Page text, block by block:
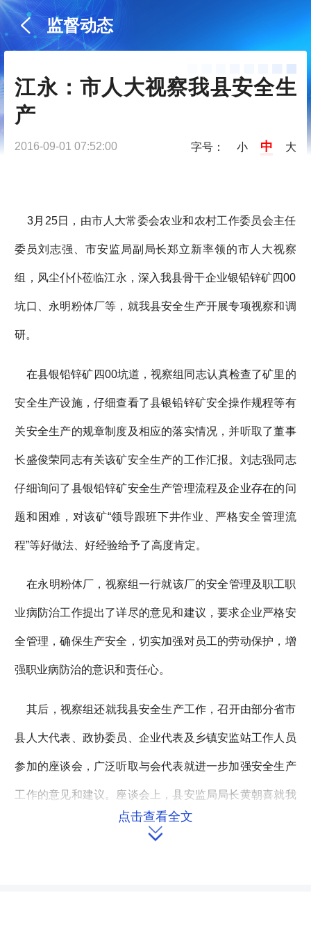
监督动态
江永：市人大视察我县安全生
产
2016-09-01 07:52:00 字号： 小 中 大
3月25日，由市人大常委会农业和农村工作委员会主任
委员刘志强、市安监局副局长郑立新率领的市人大视察
组，风尘仆仆莅临江永，深入我县骨干企业银铅锌矿四00
坑口、永明粉体厂等，就我县安全生产开展专项视察和调
研。
在县银铅锌矿四00坑道，视察组同志认真检查了矿里的
安全生产设施，仔细查看了县银铅锌矿安全操作规程等有
关安全生产的规章制度及相应的落实情况，并听取了董事
长盛俊荣同志有关该矿安全生产的工作汇报。刘志强同志
仔细询问了县银铅锌矿安全生产管理流程及企业存在的问
题和困难，对该矿“领导跟班下井作业、严格安全管理流
程”等好做法、好经验给予了高度肯定。
在永明粉体厂，视察组一行就该厂的安全管理及职工职
业病防治工作提出了详尽的意见和建议，要求企业严格安
全管理，确保生产安全，切实加强对员工的劳动保护，增
强职业病防治的意识和责任心。
其后，视察组还就我县安全生产工作，召开由部分省市
县人大代表、政协委员、企业代表及乡镇安监站工作人员
参加的座谈会，广泛听取与会代表就进一步加强安全生产
工作的意见和建议。座谈会上，县安监局局长黄朝喜就我
县近年来安全生产工作进行了汇报，并提出了今后进一步
点击查看全文
